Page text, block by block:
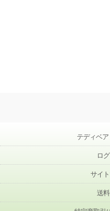
テディベ
ロ
サイ
送